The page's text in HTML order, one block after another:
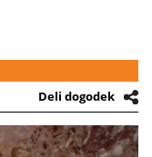
in drugih njegovih
prizorov,
vprašanja,
položaj, in kako se
prekarnega dela
Deli dogodek